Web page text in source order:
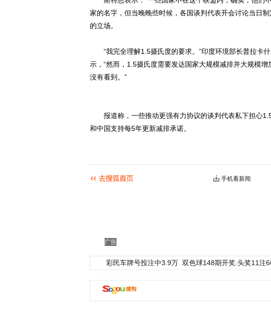
家的名字，但当晚晚些时候，各国谈判代表开会讨论当日
的立场。
“我完全理解1.5摄氏度的要求。”印度环境部长普拉卡
示，“然而，1.5摄氏度需要发达国家大规模减排并大规模
没有看到。”
报道称，一些推动更强有力协议的谈判代表私下担心
和中国支持每5年更新减排承诺。
手机看新闻
广告
彩民车牌号投注中3.9万 双色球148期开奖:头奖11注